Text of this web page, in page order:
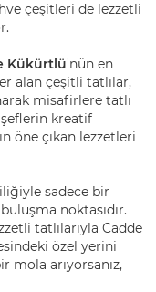
çeşitleri de lezzetli
Kükürtlü'nün en
alan çeşitli tatlılar,
misafirlere tatlı
kreatif
öne çıkan lezzetleri
sadece bir
noktasıdır.
tatlılarıyla Cadde
özel yerini
mola arıyorsanız,